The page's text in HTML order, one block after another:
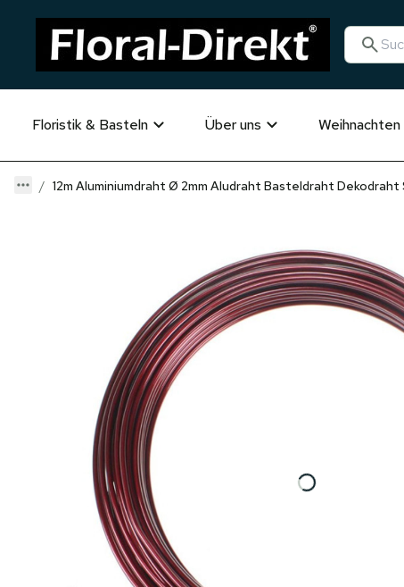
Floristik & Basteln Über uns Weihnachten
12m Aluminiumdraht Ø 2mm Aludraht Basteldraht Dekodraht